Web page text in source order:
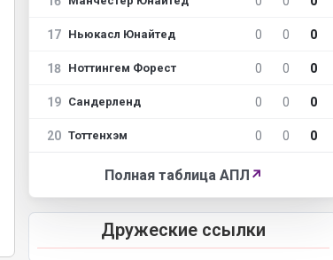
17 Ньюкасл Юнайтед 0 0 0
18 Ноттингем Форест 0 0 0
19 Сандерленд 0 0 0
20 Тоттенхэм 0 0 0
Полная таблица АПЛ ↗
Дружеские ссылки